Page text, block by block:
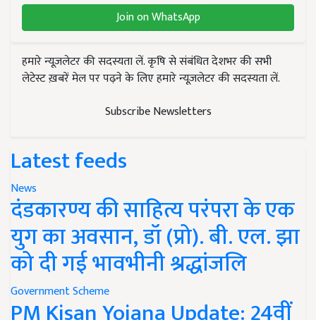
Join on WhatsApp
हमारे न्यूज़लेटर की सदस्यता लें. कृषि से संबंधित देशभर की सभी
लेटेस्ट ख़बरें मेल पर पढ़ने के लिए हमारे न्यूज़लेटर की सदस्यता लें.
Subscribe Newsletters
Latest feeds
News
दंडकारण्य की साहित्य परंपरा के एक
युग का अवसान, डॉ (प्रो). बी. एल. झा
को दी गई भावभीनी श्रद्धांजलि
Government Scheme